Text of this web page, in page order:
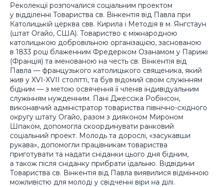
Реколекції розпочалися соціальним проектом
у відділенні Товариства св. Вінкентія від Павла при
Католицькій церква свв. Кирила і Методія в м. Янгстаун
(штат Огайо, США). Товариство є міжнародною
католицькою добровільною організацією, заснованою
в 1833 році блаженним Фредеріком Озанамом у Парижі
(Франція) та іменованою на честь св. Вінкентія від
Павла — французького католицького священика, який
жив у XVI-XVII столітті, та був відомий своїм служінням
бідним — з метою освячення її членів індивідуальним
служінням нужденним. Пані Джессіка Робінсон,
виконавчий адміністратор товариства північно-східного
округу штату Огайо, разом з дияконом Мироном
Шпаком, допомогла скоординувати ранковий
соціальний проект. Молодь та дорослі, «засукавши
рукава», допомогли працівникам товариства
приготувати та надати сніданки цього дня бідним,
а також після сніданку прибрати їдальню. Відвідини
Товариства св. Вінкентія від Павла виявилися відмінною
можливістю для молоді у свідченні віри на ділі.